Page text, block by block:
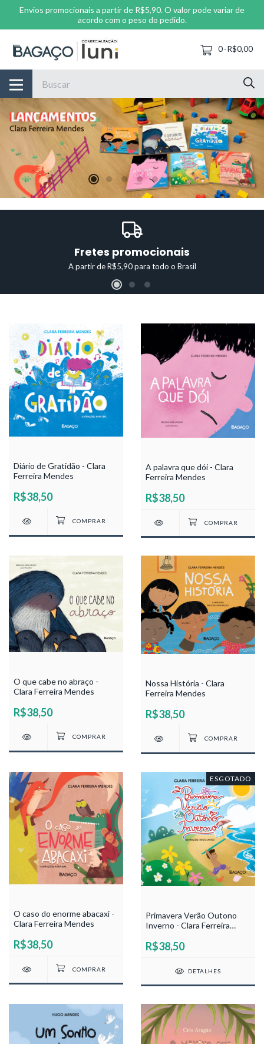
Envios promocionais a partir de R$5,90. O valor pode variar de
acordo com o peso do pedido.
0-R$0,00
Fretes promocionais
A partir de R$5,90 para todo o Brasil
Diário de Gratidão - Clara
Ferreira Mendes
R$38,50
A palavra que dói - Clara
Ferreira Mendes
R$38,50
O que cabe no abraço -
Clara Ferreira Mendes
R$38,50
Nossa História - Clara
Ferreira Mendes
R$38,50
O caso do enorme abacaxi -
Clara Ferreira Mendes
R$38,50
ESGOTADO
Primavera Verão Outono
Inverno - Clara Ferreira
R$38,50
DETALHES